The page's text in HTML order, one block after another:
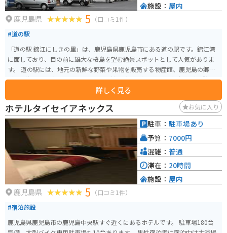
鹿児島県 5 （口コミ1件）
#道の駅
「道の駅 錦江にしきの里」は、鹿児島県鹿児島市にある道の駅です。錦江湾
に面しており、目の前に雄大な桜島を望む絶景スポットとして人気がありま
す。 道の駅には、地元の新鮮な野菜や果物を販売する物産館、鹿児島の郷土
料理や海の幸を楽しめるレストラン、錦江湾を一望できる展望台などが併設
されています。お土産には、鹿児島名産の黒豚や薩摩揚げ、焼酎などがおすす
めです。 バイクで訪れる場合、道の駅には広々とした駐車場が完備されてい
るので安心です。周辺には、桜島や錦江湾沿いを走る風光明媚なツーリング
コースも充実しており、バイクでの観光拠点としても最適です。
詳しく見る
施設： 屋内
ホテルタイセイアネックス お気に入り
鹿児島県 5 （口コミ1件）
#宿泊施設
鹿児島県鹿児島市の鹿児島中央駅すぐ近くにあるホテルです。 駐車場180台
駐車： 駐車場あり
予算： 7000円
混雑： 普通
滞在： 20時間
施設： 屋内